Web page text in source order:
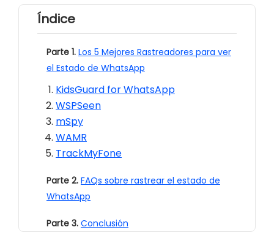
Índice
Parte 1. Los 5 Mejores Rastreadores para ver
el Estado de WhatsApp
KidsGuard for WhatsApp
WSPSeen
mSpy
WAMR
TrackMyFone
Parte 2. FAQs sobre rastrear el estado de
WhatsApp
Parte 3. Conclusión